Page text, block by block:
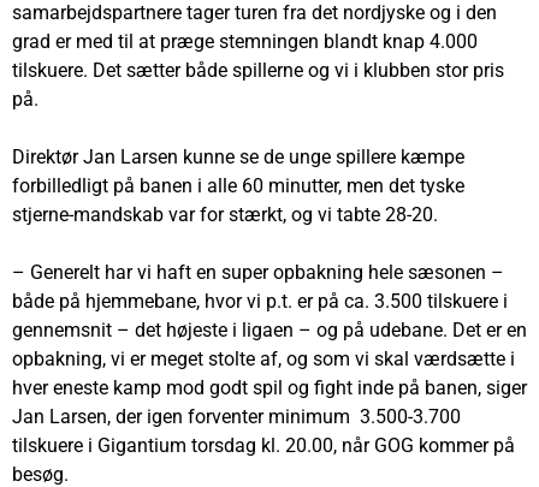
samarbejdspartnere tager turen fra det nordjyske og i den
grad er med til at præge stemningen blandt knap 4.000
tilskuere. Det sætter både spillerne og vi i klubben stor pris
på.
Direktør Jan Larsen kunne se de unge spillere kæmpe
forbilledligt på banen i alle 60 minutter, men det tyske
stjerne-mandskab var for stærkt, og vi tabte 28-20.
– Generelt har vi haft en super opbakning hele sæsonen –
både på hjemmebane, hvor vi p.t. er på ca. 3.500 tilskuere i
gennemsnit – det højeste i ligaen – og på udebane. Det er en
opbakning, vi er meget stolte af, og som vi skal værdsætte i
hver eneste kamp mod godt spil og fight inde på banen, siger
Jan Larsen, der igen forventer minimum 3.500-3.700
tilskuere i Gigantium torsdag kl. 20.00, når GOG kommer på
besøg.